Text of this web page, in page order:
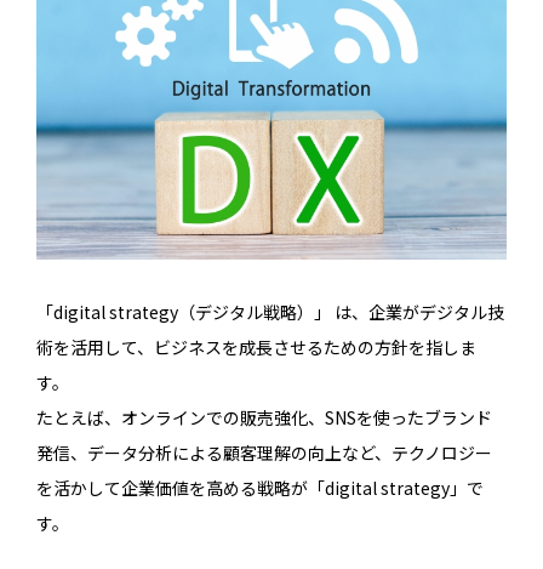
「digital strategy（デジタル戦略）」 は、企業がデジタル技
術を活用して、ビジネスを成長させるための方針を指しま
す。
たとえば、オンラインでの販売強化、SNSを使ったブランド
発信、データ分析による顧客理解の向上など、テクノロジー
を活かして企業価値を高める戦略が「digital strategy」で
す。